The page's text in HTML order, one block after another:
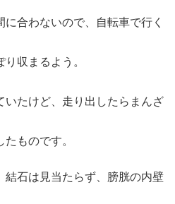
合わないので、自転車で行く
収まるよう。
いたけど、走り出したらまんざ
ものです。
結石は見当たらず、膀胱の内壁